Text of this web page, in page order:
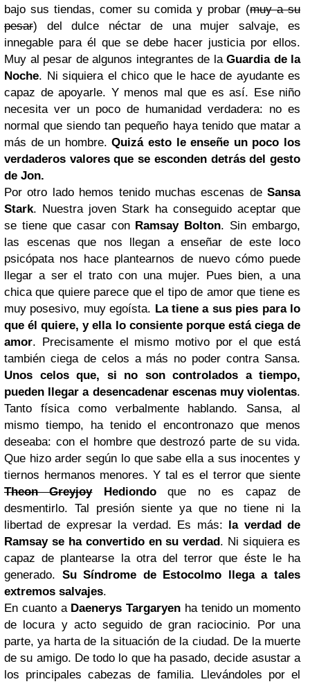
bajo sus tiendas, comer su comida y probar (muy a su
pesar) del dulce néctar de una mujer salvaje, es
innegable para él que se debe hacer justicia por ellos.
Muy al pesar de algunos integrantes de la Guardia de la
Noche. Ni siquiera el chico que le hace de ayudante es
capaz de apoyarle. Y menos mal que es así. Ese niño
necesita ver un poco de humanidad verdadera: no es
normal que siendo tan pequeño haya tenido que matar a
más de un hombre.Quizá esto le enseñe un poco los
verdaderos valores que se esconden detrás del gesto
de Jon.
Por otro lado hemos tenido muchas escenas de Sansa
Stark. Nuestra joven Stark ha conseguido aceptar que
se tiene que casar con Ramsay Bolton. Sin embargo,
las escenas que nos llegan a enseñar de este loco
psicópata nos hace plantearnos de nuevo cómo puede
llegar a ser el trato con una mujer. Pues bien, a una
chica que quiere parece que el tipo de amor que tiene es
muy posesivo, muy egoísta. La tiene a sus pies para lo
que él quiere, y ella lo consiente porque está ciega de
amor. Precisamente el mismo motivo por el que está
también ciega de celos a más no poder contra Sansa.
Unos celos que, si no son controlados a tiempo,
pueden llegar a desencadenar escenas muy violentas.
Tanto física como verbalmente hablando. Sansa, al
mismo tiempo, ha tenido el encontronazo que menos
deseaba: con el hombre que destrozó parte de su vida.
Que hizo arder según lo que sabe ella a sus inocentes y
tiernos hermanos menores. Y tal es el terror que siente
Theon GreyjoyHediondoque no es capaz de
desmentirlo. Tal presión siente ya que no tiene ni la
libertad de expresar la verdad. Es más: la verdad de
Ramsay se ha convertido en su verdad. Ni siquiera es
capaz de plantearse la otra del terror que éste le ha
generado. Su Síndrome de Estocolmo llega a tales
extremos salvajes.
En cuanto a Daenerys Targaryen ha tenido un momento
de locura y acto seguido de gran raciocinio. Por una
parte, ya harta de la situación de la ciudad. De la muerte
de su amigo. De todo lo que ha pasado, decide asustar a
los principales cabezas de familia. Llevándoles por el